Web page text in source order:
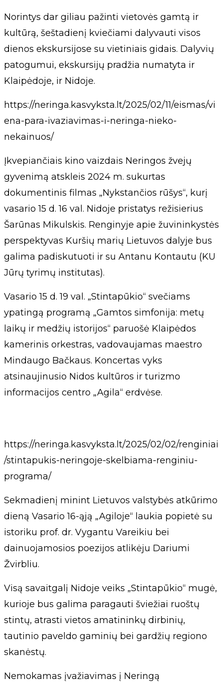
Norintys dar giliau pažinti vietovės gamtą ir
kultūrą, šeštadienį kviečiami dalyvauti visos
dienos ekskursijose su vietiniais gidais. Dalyvių
patogumui, ekskursijų pradžia numatyta ir
Klaipėdoje, ir Nidoje.
https://neringa.kasvyksta.lt/2025/02/11/eismas/vi
ena-para-ivaziavimas-i-neringa-nieko-
nekainuos/
Įkvepiančiais kino vaizdais Neringos žvejų
gyvenimą atskleis 2024 m. sukurtas
dokumentinis filmas „Nykstančios rūšys“, kurį
vasario 15 d. 16 val. Nidoje pristatys režisierius
Šarūnas Mikulskis. Renginyje apie žuvininkystės
perspektyvas Kuršių marių Lietuvos dalyje bus
galima padiskutuoti ir su Antanu Kontautu (KU
Jūrų tyrimų institutas).
Vasario 15 d. 19 val. „Stintapūkio“ svečiams
ypatingą programą „Gamtos simfonija: metų
laikų ir medžių istorijos“ paruošė Klaipėdos
kamerinis orkestras, vadovaujamas maestro
Mindaugo Bačkaus. Koncertas vyks
atsinaujinusio Nidos kultūros ir turizmo
informacijos centro „Agila“ erdvėse.
https://neringa.kasvyksta.lt/2025/02/02/renginiai
/stintapukis-neringoje-skelbiama-renginiu-
programa/
Sekmadienį minint Lietuvos valstybės atkūrimo
dieną Vasario 16-ąją „Agiloje“ laukia popietė su
istoriku prof. dr. Vygantu Vareikiu bei
dainuojamosios poezijos atlikėju Dariumi
Žvirbliu.
Visą savaitgalį Nidoje veiks „Stintapūkio“ mugė,
kurioje bus galima paragauti šviežiai ruoštų
stintų, atrasti vietos amatininkų dirbinių,
tautinio paveldo gaminių bei gardžių regiono
skanėstų.
Nemokamas įvažiavimas į Neringą